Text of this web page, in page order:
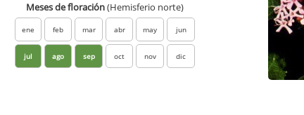
Meses de floración(Hemisferio norte)
ene feb mar abr may jun
jul ago sep oct nov dic